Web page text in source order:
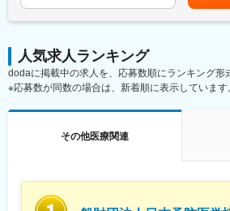
す。
当社システムや全国3,000軒の調剤薬局
た、事業拡大に伴い、新規の営業所も
エリアを管理する責任者などのポストが
アップが見込めます。 ※実際に入社4年
■会社情報：
品）をレンタルするアメニティサポー
ご利用者への提供・回収・請求まで全
10月/売上実績だけでなく取り組み姿
評価も重視）・年収例：370-480万円(
通じて上下する可能性があります。月給
表記です。
人気求人ランキング
dodaに掲載中の求人を、応募数順にランキング形
※応募数が同数の場合は、新着順に表示しています
その他医療関連